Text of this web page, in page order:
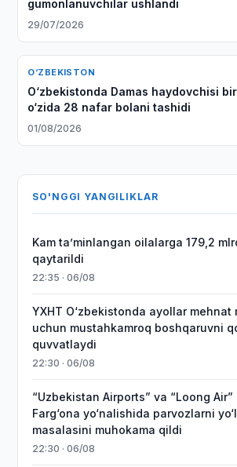
gumonlanuvchilar ushlandi
29/07/2026
O‘ZBEKISTON
O‘zbekistonda Damas haydovchisi
o‘zida 28 nafar bolani tashidi
01/08/2026
SO'NGGI YANGILIKLAR
Kam taʼminlangan oilalarga 179,2
qaytarildi
22:35 · 06/08
YXHT O‘zbekistonda ayollar mehnat
uchun mustahkamroq boshqaruvni
quvvatlaydi
22:30 · 06/08
“Uzbekistan Airports” va “Loong Air”
Farg‘ona yo‘nalishida parvozlarni
masalasini muhokama qildi
22:30 · 06/08